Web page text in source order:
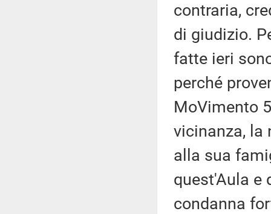
contraria,
di giudizio.
fatte ieri
perché
MoVimento
vicinanza, la
alla sua
quest'Aula e
condanna